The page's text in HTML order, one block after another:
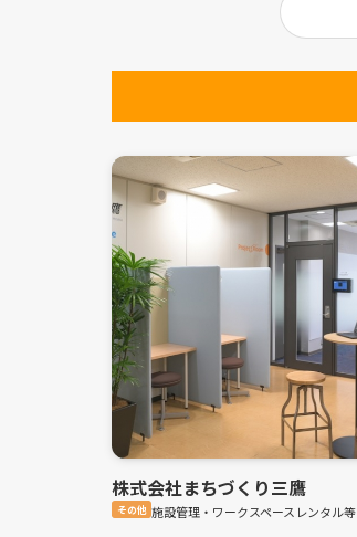
株式会社まちづくり三鷹
その他 施設管理・ワークスペースレンタル等